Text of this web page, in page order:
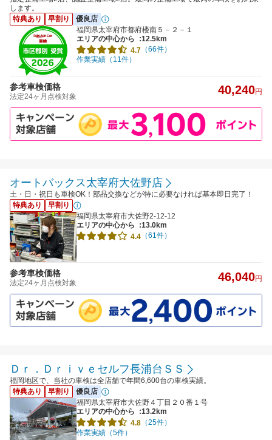
します。
特典あり
早割り
優良店
福岡県太宰府市都府楼南５－２－１
エリアの中心から
:12.5km
4.7 （66件）
作業実績（11件）
参考車検価格
法定24ヶ月点検対象 40,240円
オートバックス太宰府大佐野店
土・日・祝日も車検OK！部品交換などが特に必要なければ基本即日完了！
特典あり
早割り
福岡県太宰府市大佐野2-12-12
エリアの中心から
:13.0km
4.4 （61件）
参考車検価格
法定24ヶ月点検対象 46,040円
Ｄｒ．Ｄｒｉｖｅセルフ長浦台ＳＳ
福岡地区で、当社の車検は全店舗で年間6,600台の車検実績。
特典あり
早割り
優良店
福岡県太宰府市大佐野４丁目２０番１号
エリアの中心から
:13.2km
4.8 （25件）
作業実績（5件）